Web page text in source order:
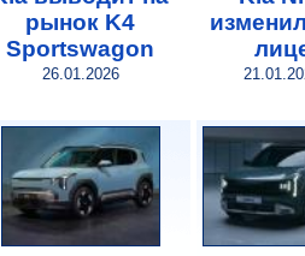
рынок K4
Sportswagon
26.01.2026